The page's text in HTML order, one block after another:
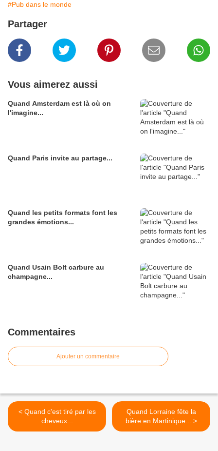
#Pub dans le monde
Partager
Vous aimerez aussi
Quand Amsterdam est là où on
l'imagine...
Quand Paris invite au partage...
Quand les petits formats font les
grandes émotions...
Quand Usain Bolt carbure au
champagne...
Commentaires
Ajouter un commentaire
< Quand c'est tiré par les
cheveux...
Quand Lorraine fête la
bière en Martinique... >